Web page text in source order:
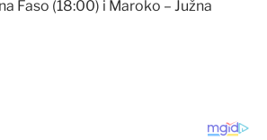
Faso (18:00) i Maroko – Južna